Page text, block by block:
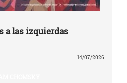
a las izquierdas
14/07/2026